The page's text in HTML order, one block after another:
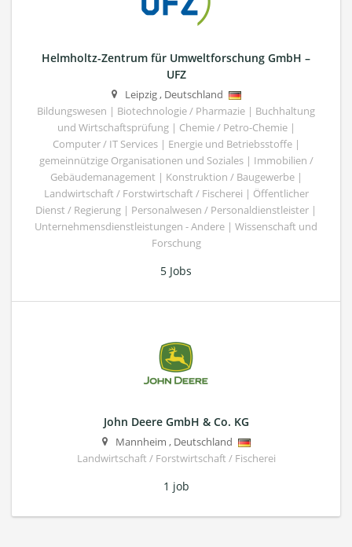
Helmholtz-Zentrum für Umweltforschung GmbH –
UFZ
Leipzig, Deutschland
Bildungswesen | Biotechnologie / Pharmazie | Buchhaltung
und Wirtschaftsprüfung | Chemie / Petro-Chemie |
Computer / IT Services | Energie und Betriebsstoffe |
gemeinnützige Organisationen und Soziales | Immobilien /
Gebäudemanagement | Konstruktion / Baugewerbe |
Landwirtschaft / Forstwirtschaft / Fischerei | Öffentlicher
Dienst / Regierung | Personalwesen / Personaldienstleister |
Unternehmensdienstleistungen - Andere | Wissenschaft und
Forschung
5 Jobs
John Deere GmbH & Co. KG
Mannheim , Deutschland
Landwirtschaft / Forstwirtschaft / Fischerei
1 job